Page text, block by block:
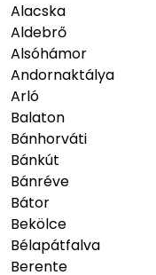
Alacska
Aldebrő
Alsóhámor
Andornaktálya
Arló
Balaton
Bánhorváti
Bánkút
Bánréve
Bátor
Bekölce
Bélapátfalva
Berente